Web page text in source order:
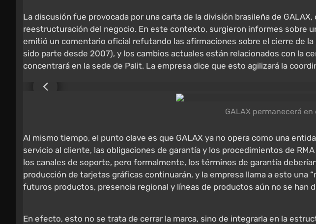
La discusión fue provocada por una carta de la división brasileña de
reestructuración del negocio. En este contexto, surgieron informes sobre
emitió un comentario oficial refutando las afirmaciones sobre el cierre de
sido parte desde 2007), y los cambios actuales están relacionados con la
concentrará en la sede de Palit. La empresa dice que esto agilizará la
GALAX permanecerá
Al mismo tiempo, el punto clave es que GALAX ya no opera como una
servicio al cliente, las obligaciones de garantía y los procedimientos de
los canales de soporte, pero formalmente, los términos de garantía
producción de tarjetas gráficas continuarán, y la empresa llama a esto una
futuros productos, presencia regional y líneas de productos aún no se han
En efecto, esto no se trata de cerrar la marca, sino de integrarla en la